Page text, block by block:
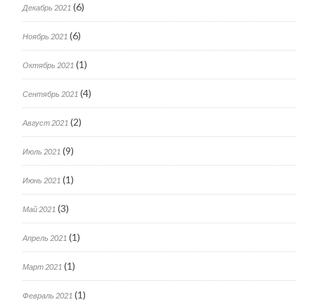
Декабрь 2021 (6)
Ноябрь 2021 (6)
Октябрь 2021 (1)
Сентябрь 2021 (4)
Август 2021 (2)
Июль 2021 (9)
Июнь 2021 (1)
Май 2021 (3)
Апрель 2021 (1)
Март 2021 (1)
Февраль 2021 (1)